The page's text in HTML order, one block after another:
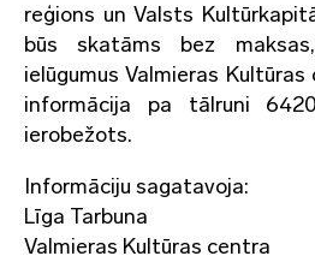
reģions un Valsts
būs skatāms bez
ielūgumus Valmieras
informācija pa tālruni
ierobežots.
Informāciju sagatavoja:
Līga Tarbuna
Valmieras Kultūras centra